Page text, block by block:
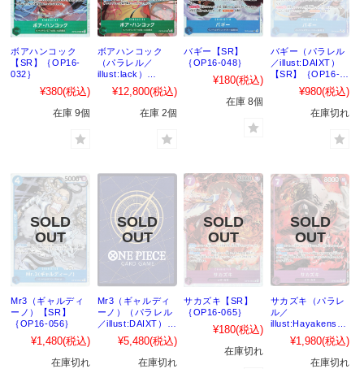
ボアハンコック
【SR】｛OP16-
032｝
¥380(税込)
在庫 9個
ボアハンコック
（パラレル／
illust:lack）
【SR】｛OP16-
032｝¥12,800(税込)
在庫 2個
バギー【SR】
｛OP16-048｝
¥180(税込)
在庫 8個
バギー（パラレル
／illust:DAIXT）
【SR】｛OP16-
¥980(税込)
在庫切れ
Mr3（ギャルディ
ーノ）【SR】
｛OP16-056｝
¥1,480(税込)
在庫切れ
Mr3（ギャルディ
ーノ）（パラレル
／illust:DAIXT）
【SR】｛OP16-
056｝¥5,480(税込)
在庫切れ
サカズキ【SR】
｛OP16-065｝
¥180(税込)
在庫切れ
サカズキ（パラレ
ル／
illust:Hayakensar
ena）【SR】
｛OP16-065｝
¥1,980(税込)
在庫切れ